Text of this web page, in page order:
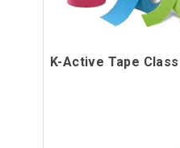
K-Active Tape